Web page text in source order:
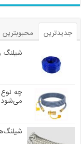
جدیدترین محبوبترین
شیلنگ
چه نوع